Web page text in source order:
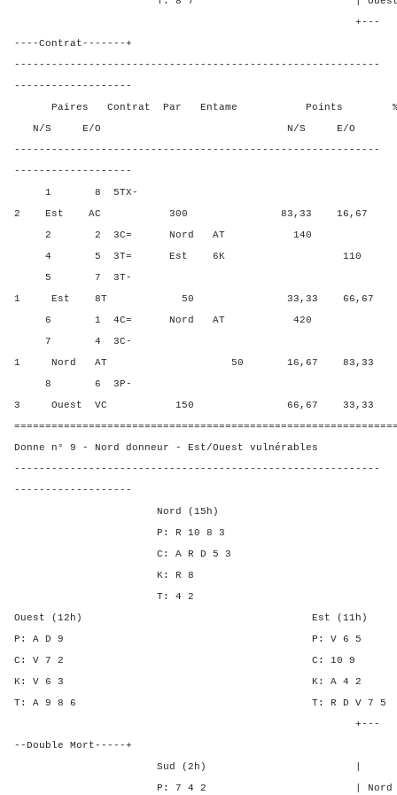
+---
----Contrat-------+
-----------------------------------------------------------
-------------------
Paires Contrat Par Entame Points %
N/S E/O N/S E/O N/
-----------------------------------------------------------
-------------------
1 8 5TX-
2 Est AC 300 83,33 16,67
2 2 3C= Nord AT 140
4 5 3T= Est 6K 110 0,00
5 7 3T-
1 Est 8T 50 33,33 66,67
6 1 4C= Nord AT 420
7 4 3C-
1 Nord AT 50 16,67 83,33
8 6 3P-
3 Ouest VC 150 66,67 33,33
Donne n° 9 - Nord donneur - Est/Ouest vulnérables
-----------------------------------------------------------
-------------------
Nord (15h)
P: R 10 8 3
C: A R D 5 3
K: R 8
T: 4 2
Ouest (12h) Est (11h)
P: A D 9 P: V
C: V 7 2 C:
K: V 6 3 K: A
T: A 9 8 6 T: R D V
+---
--Double Mort-----+
Sud (2h) | SA P C
P: 7 4 2 | Nord - 1